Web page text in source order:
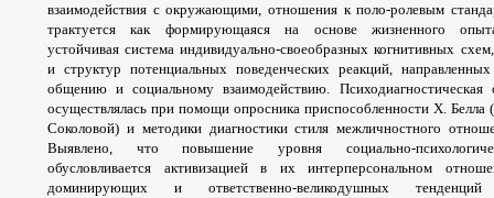
взаимодействия с окружающими, отношения к поло-ролевым
трактуется как формирующаяся на основе жизненного
устойчиваясистема индивидуально-своеобразных когнитивных
иструктур потенциальных поведенческих реакций,
общению и социальному взаимодействию.
осуществлялась при помощи опросника приспособленности Х.
Соколовой) и методики диагностики стиля межличностного
Выявлено, чтоповышение уровня социально-
обусловливается активизацией в их интерперсональном
доминирующих и ответственно-великодушных